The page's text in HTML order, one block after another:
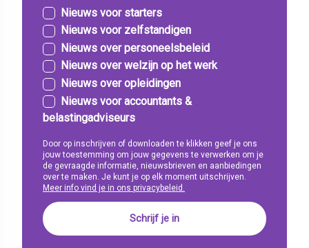
Nieuws voor starters
Nieuws voor zelfstandigen
Nieuws over personeelsbeleid
Nieuws over welzijn op het werk
Nieuws over opleidingen
Nieuws voor accountants &
belastingadviseurs
Door op inschrijven of downloaden te klikken geef je ons
jouw toestemming om jouw gegevens te verwerken om je
de gevraagde informatie, nieuwsbrieven en aanbiedingen
over te maken. Je kunt je op elk moment uitschrijven.
Meer info vind je in ons privacybeleid.